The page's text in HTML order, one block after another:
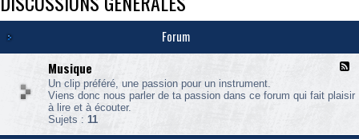
Forum
x
Musique
Un clip préféré, une passion pour un instrument.
Viens donc nous parler de ta passion dans ce forum qui fait plaisir
à lire et à écouter.
Sujets : 11